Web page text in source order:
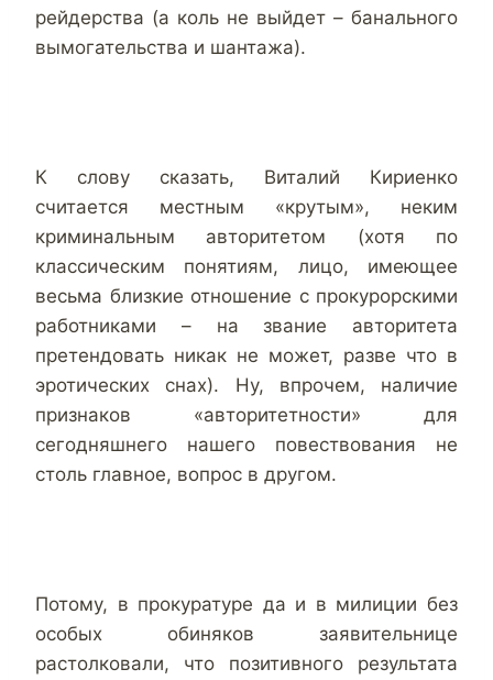
рейдерства (а коль не выйдет – банального
вымогательства и шантажа).
К слову сказать, Виталий Кириенко
считается местным «крутым», неким
криминальным авторитетом (хотя по
классическим понятиям, лицо, имеющее
весьма близкие отношение с прокурорскими
работниками – на звание авторитета
претендовать никак не может, разве что в
эротических снах). Ну, впрочем, наличие
признаков «авторитетности» для
сегодняшнего нашего повествования не
столь главное, вопрос в другом.
Потому, в прокуратуре да и в милиции без
особых обиняков заявительнице
растолковали, что позитивного результата